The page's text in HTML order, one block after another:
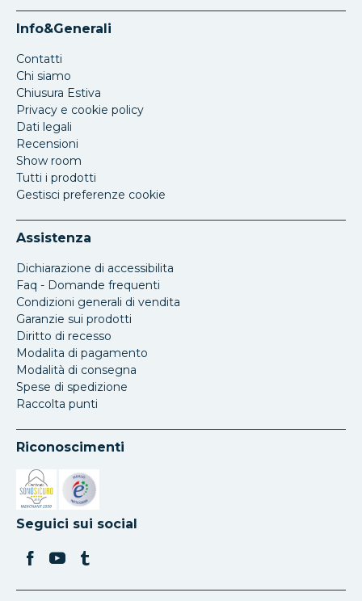
Info&Generali
Contatti
Chi siamo
Chiusura Estiva
Privacy e cookie policy
Dati legali
Recensioni
Show room
Tutti i prodotti
Gestisci preferenze cookie
Assistenza
Dichiarazione di accessibilita
Faq - Domande frequenti
Condizioni generali di vendita
Garanzie sui prodotti
Diritto di recesso
Modalita di pagamento
Modalità di consegna
Spese di spedizione
Raccolta punti
Riconoscimenti
Si apre in una nuova scheda
Si apre in una nuova scheda
Seguici sui social